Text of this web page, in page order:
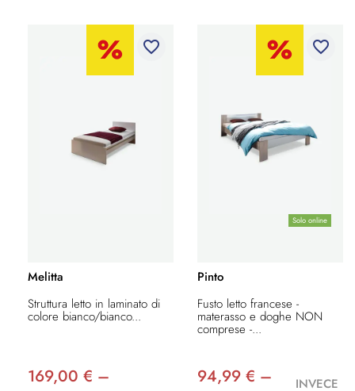
favorite_border
Melitta
Struttura letto in laminato di
colore bianco/bianco...
169,00 € –
Solo online
favorite_border
Pinto
Fusto letto francese -
materasso e doghe NON
comprese -...
94,99 € –
INVECE